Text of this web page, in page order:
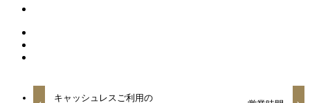
キャッシュレスご利用の